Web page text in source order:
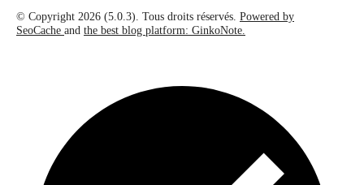
© Copyright 2026 (5.0.3). Tous droits réservés. Powered by
SeoCache and the best blog platform: GinkoNote.